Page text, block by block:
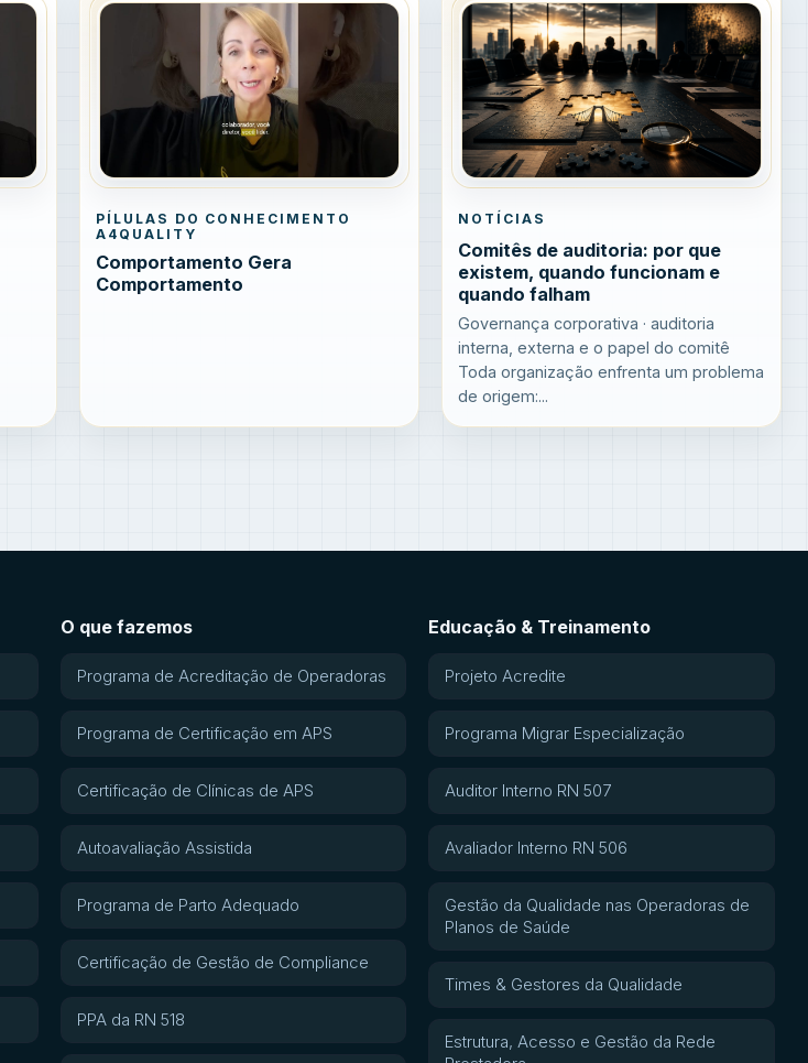
PÍLULAS DO CONHECIMENTO
A4QUALITY
Comportamento Gera
Comportamento
NOTÍCIAS
Comitês de auditoria: por que
existem, quando funcionam e
quando falham
Governança corporativa · auditoria
interna, externa e o papel do comitê
Toda organização enfrenta um problema
de origem:...
O que fazemos
Programa de Acreditação de Operadoras
Programa de Certificação em APS
Certificação de Clínicas de APS
Autoavaliação Assistida
Programa de Parto Adequado
Certificação de Gestão de Compliance
PPA da RN 518
Educação & Treinamento
Projeto Acredite
Programa Migrar Especialização
Auditor Interno RN 507
Avaliador Interno RN 506
Gestão da Qualidade nas Operadoras de
Planos de Saúde
Times & Gestores da Qualidade
Estrutura, Acesso e Gestão da Rede